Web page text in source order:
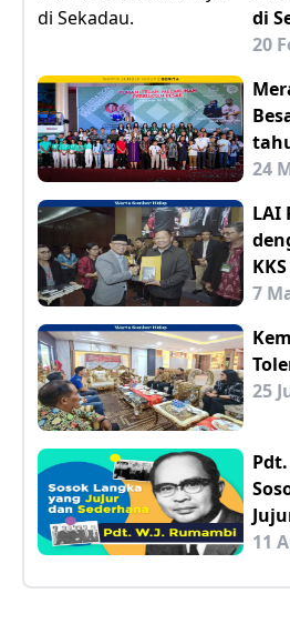
di
20
24
LAI
KKS
7
25
11